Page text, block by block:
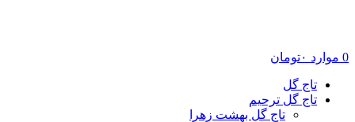
0 موارد ۰تومان
تاج گل
تاج گل ترحیم
تاج گل بهشت زهرا